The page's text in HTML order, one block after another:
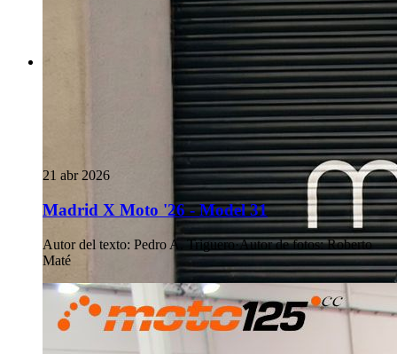
21 abr 2026
Madrid X Moto '26 - Model 31
Autor del texto: Pedro A. Triguero·Autor de fotos: Roberto
Maté